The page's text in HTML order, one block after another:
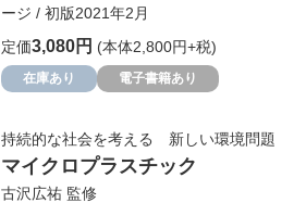
ージ / 初版2021年2月
定価3,080円 (本体2,800円+税)
在庫あり 電子書籍あり
持続的な社会を考える 新しい環境問題
マイクロプラスチック
古沢広祐 監修